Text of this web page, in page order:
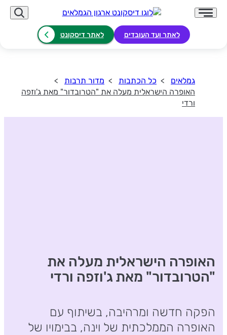
לאתר ועד העובדים לאתר דיסקונט
גמלאים כל הכתבות
מדור תרבות
האופרה הישראלית מעלה את "הטרובדור" מאת ג'וזפה
ורדי
האופרה הישראלית מעלה את
"הטרובדור" מאת ג'וזפה ורדי
הפקה חדשה ומרהיבה, בשיתוף עם
האופרה הממלכתית של וינה, בבימויו של